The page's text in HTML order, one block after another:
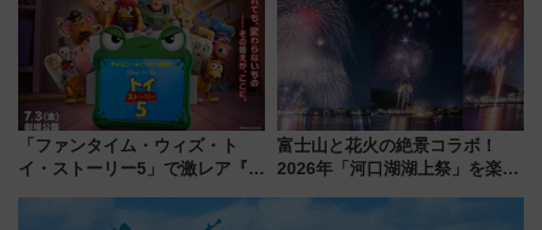
「ファンタイム・ウィズ・ト
イ・ストーリー5」で激レア『ロ
デコレーションも徹底解説
富士山と花火の絶景コラボ！
2026年「河口湖湖上祭」を楽し